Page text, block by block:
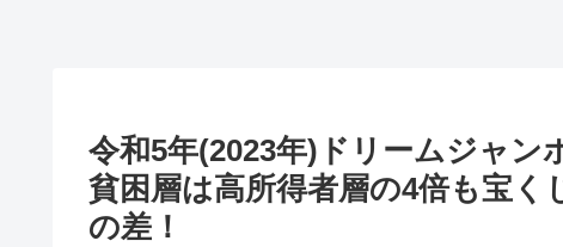
令和5年(2023年)ドリームジャン
貧困層は高所得者層の4倍も宝
の差！